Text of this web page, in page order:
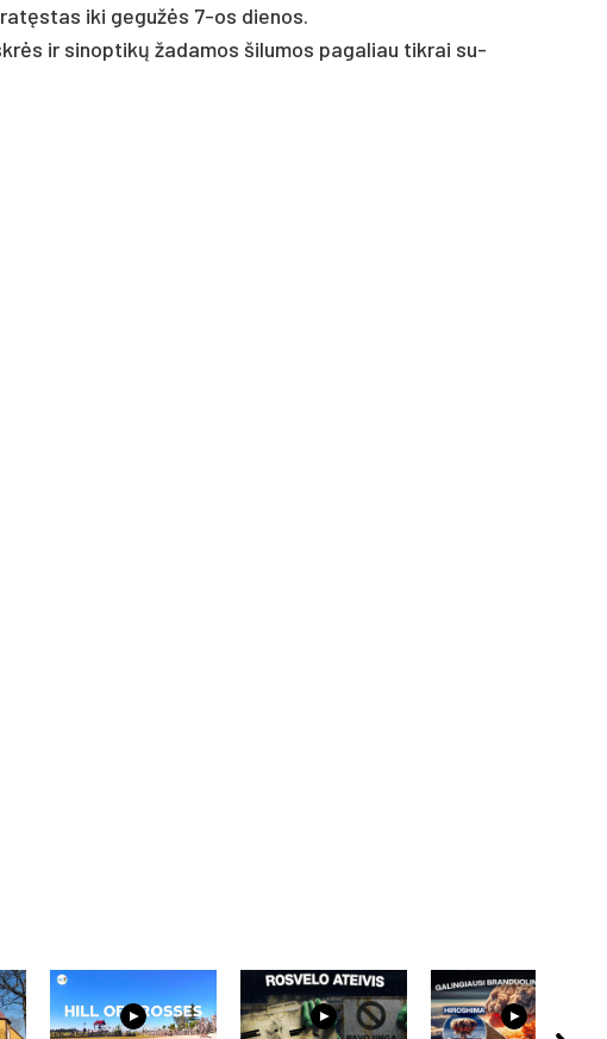
iki ge­gužės 7-os die­nos.
ir si­nop­tikų ža­da­mos ši­lu­mos pa­ga­liau tik­rai su­